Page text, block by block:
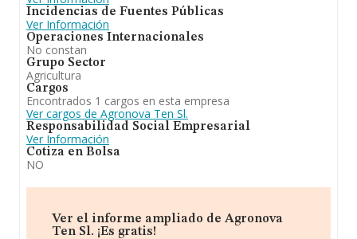
Incidencias de Fuentes Públicas
Ver Información
Operaciones Internacionales
No constan
Grupo Sector
Agricultura
Cargos
Encontrados 1 cargos en esta empresa
Ver cargos de Agronova Ten Sl.
Responsabilidad Social Empresarial
Ver Información
Cotiza en Bolsa
NO
Ver el informe ampliado de Agronova
Ten Sl. ¡Es gratis!